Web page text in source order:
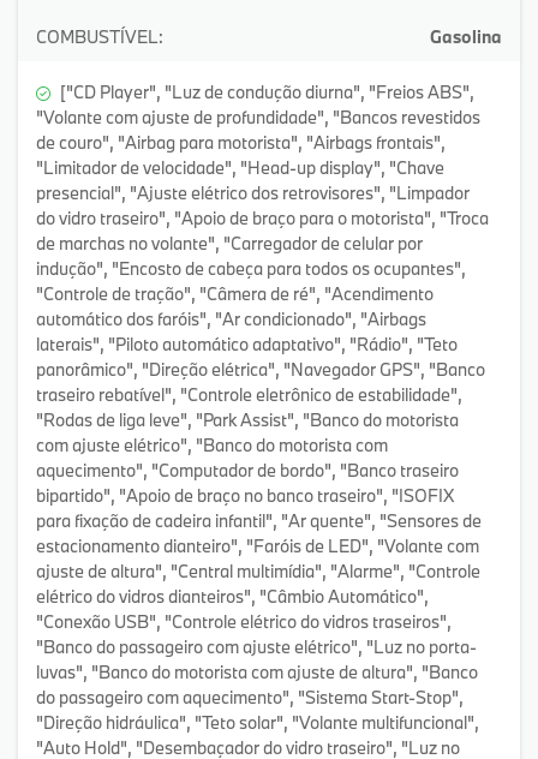
COMBUSTÍVEL: Gasolina
["CD Player", "Luz de condução diurna", "Freios ABS",
"Volante com ajuste de profundidade", "Bancos revestidos
de couro", "Airbag para motorista", "Airbags frontais",
"Limitador de velocidade", "Head-up display", "Chave
presencial", "Ajuste elétrico dos retrovisores", "Limpador
do vidro traseiro", "Apoio de braço para o motorista", "Troca
de marchas no volante", "Carregador de celular por
indução", "Encosto de cabeça para todos os ocupantes",
"Controle de tração", "Câmera de ré", "Acendimento
automático dos faróis", "Ar condicionado", "Airbags
laterais", "Piloto automático adaptativo", "Rádio", "Teto
panorâmico", "Direção elétrica", "Navegador GPS", "Banco
traseiro rebatível", "Controle eletrônico de estabilidade",
"Rodas de liga leve", "Park Assist", "Banco do motorista
com ajuste elétrico", "Banco do motorista com
aquecimento", "Computador de bordo", "Banco traseiro
bipartido", "Apoio de braço no banco traseiro", "ISOFIX
para fixação de cadeira infantil", "Ar quente", "Sensores de
estacionamento dianteiro", "Faróis de LED", "Volante com
ajuste de altura", "Central multimídia", "Alarme", "Controle
elétrico do vidros dianteiros", "Câmbio Automático",
"Conexão USB", "Controle elétrico do vidros traseiros",
"Banco do passageiro com ajuste elétrico", "Luz no porta-
luvas", "Banco do motorista com ajuste de altura", "Banco
do passageiro com aquecimento", "Sistema Start-Stop",
"Direção hidráulica", "Teto solar", "Volante multifuncional",
"Auto Hold", "Desembaçador do vidro traseiro", "Luz no